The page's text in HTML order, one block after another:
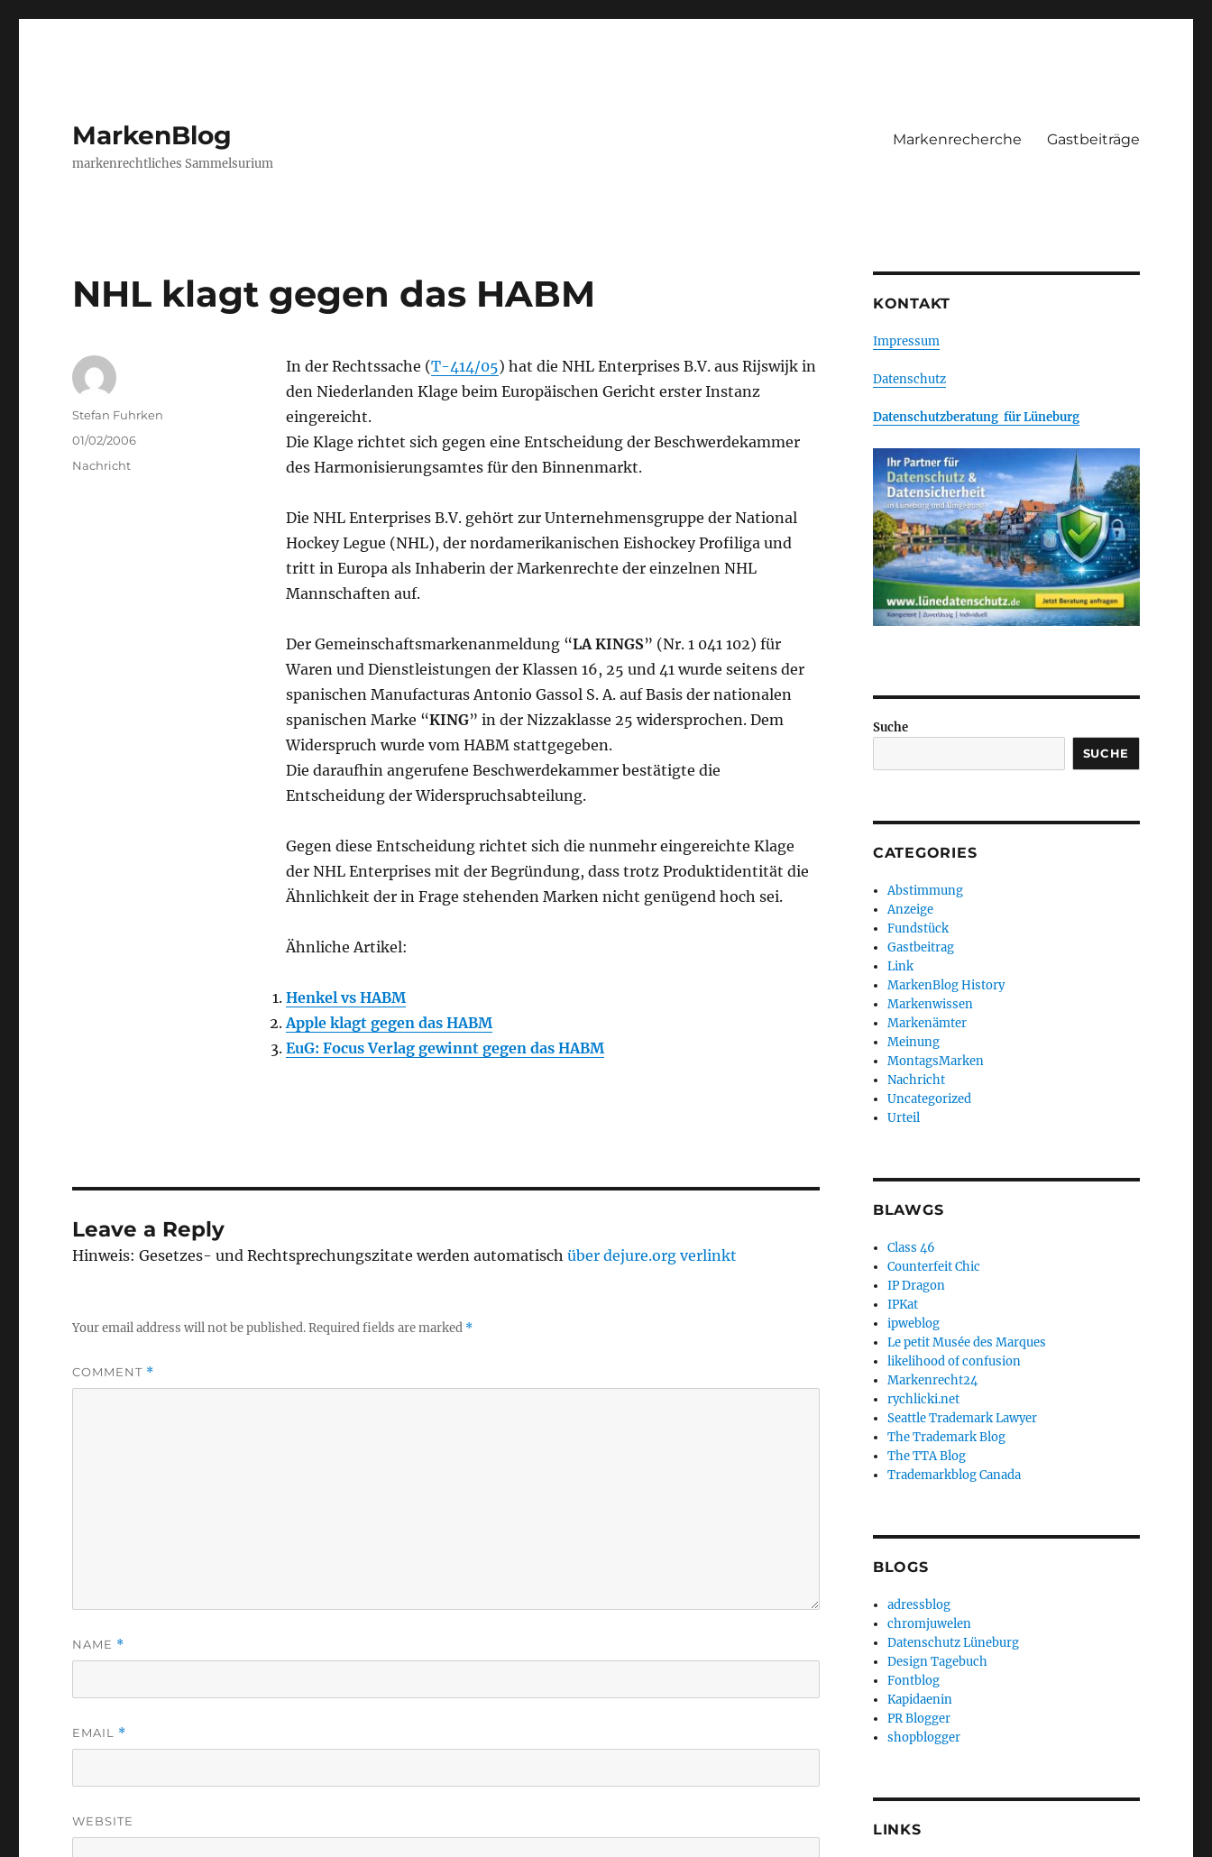
MarkenBlog
markenrechtliches Sammelsurium
Markenrecherche Gastbeiträge
NHL klagt gegen das HABM
In der Rechtssache (T-414/05) hat die NHL Enterprises B.V. aus Rijswijk in
den Niederlanden Klage beim Europäischen Gericht erster Instanz
eingereicht.
Die Klage richtet sich gegen eine Entscheidung der Beschwerdekammer
des Harmonisierungsamtes für den Binnenmarkt.
Die NHL Enterprises B.V. gehört zur Unternehmensgruppe der National
Hockey Legue (NHL), der nordamerikanischen Eishockey Profiliga und
tritt in Europa als Inhaberin der Markenrechte der einzelnen NHL
Mannschaften auf.
Der Gemeinschaftsmarkenanmeldung “LA KINGS” (Nr. 1 041 102) für
Waren und Dienstleistungen der Klassen 16, 25 und 41 wurde seitens der
spanischen Manufacturas Antonio Gassol S. A. auf Basis der nationalen
spanischen Marke “KING” in der Nizzaklasse 25 widersprochen. Dem
Widerspruch wurde vom HABM stattgegeben.
Die daraufhin angerufene Beschwerdekammer bestätigte die
Entscheidung der Widerspruchsabteilung.
Gegen diese Entscheidung richtet sich die nunmehr eingereichte Klage
der NHL Enterprises mit der Begründung, dass trotz Produktidentität die
Ähnlichkeit der in Frage stehenden Marken nicht genügend hoch sei.
Ähnliche Artikel:
Henkel vs HABM
Apple klagt gegen das HABM
EuG: Focus Verlag gewinnt gegen das HABM
Author
Stefan Fuhrken
Posted
01/02/2006
Categories
Nachricht
Leave a Reply
Hinweis: Gesetzes- und Rechtsprechungszitate werden automatischüber dejure.org verlinkt
Your email address will not be published.Required fields are marked *
COMMENT *
NAME *
EMAIL *
WEBSITE
KONTAKT
Impressum
Datenschutz
Datenschutzberatung für Lüneburg
Suche
SUCHE
CATEGORIES
Abstimmung
Anzeige
Fundstück
Gastbeitrag
Link
MarkenBlog History
Markenwissen
Markenämter
Meinung
MontagsMarken
Nachricht
Uncategorized
Urteil
BLAWGS
Class 46
Counterfeit Chic
IP Dragon
IPKat
ipweblog
Le petit Musée des Marques
likelihood of confusion
Markenrecht24
rychlicki.net
Seattle Trademark Lawyer
The Trademark Blog
The TTA Blog
Trademarkblog Canada
BLOGS
adressblog
chromjuwelen
Datenschutz Lüneburg
Design Tagebuch
Fontblog
Kapidaenin
PR Blogger
shopblogger
LINKS